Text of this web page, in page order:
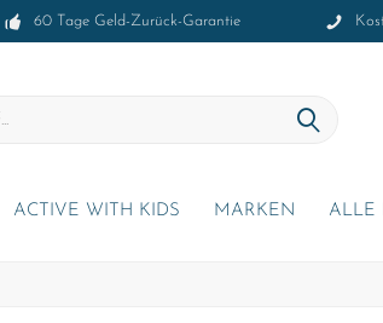
60 Tage Geld-Zurück-Garantie
ACTIVE WITH KIDS MARKEN ALLE